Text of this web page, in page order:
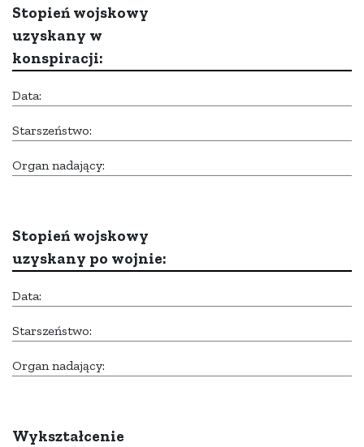
Stopień wojskowy
uzyskany w
konspiracji:
Data:
Starszeństwo:
Organ nadający:
Stopień wojskowy
uzyskany po wojnie:
Data:
Starszeństwo:
Organ nadający:
Wykształcenie